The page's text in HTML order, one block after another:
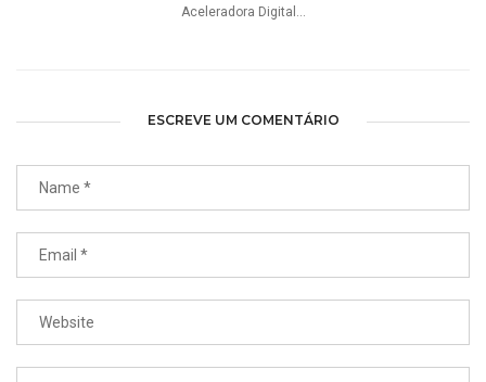
Aceleradora Digital...
ESCREVE UM COMENTÁRIO